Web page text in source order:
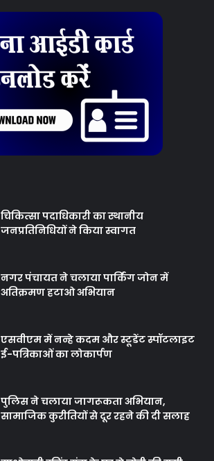
चिकित्‍सा पदाधिकारी का स्थानीय
जनप्रतिनिधियों ने किया स्वागत
नगर पंचायत ने चलाया पार्किंग जोन में
अतिक्रमण हटाओ अभियान
एसवीएम में नन्हे कदम और स्टूडेंट स्पॉटलाइट
ई-पत्रिकाओं का लोकार्पण
पुलिस ने चलाया जागरूकता अभियान,
सामाजिक कुरीतियों से दूर रहने की दी सलाह